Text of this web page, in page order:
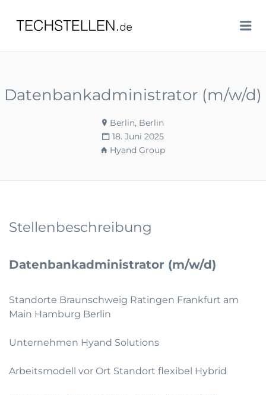
TECHSTELLEN.DE
Datenbankadministrator (m/w/d)
Berlin, Berlin
18. Juni 2025
Hyand Group
Stellenbeschreibung
Datenbankadministrator (m/w/d)
Standorte Braunschweig Ratingen Frankfurt am
Main Hamburg Berlin
Unternehmen Hyand Solutions
Arbeitsmodell vor Ort Standort flexibel Hybrid